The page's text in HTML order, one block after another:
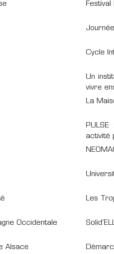
Festival
Cycle
Un
vivre
La
activité
Les
Occidentale
Alsace